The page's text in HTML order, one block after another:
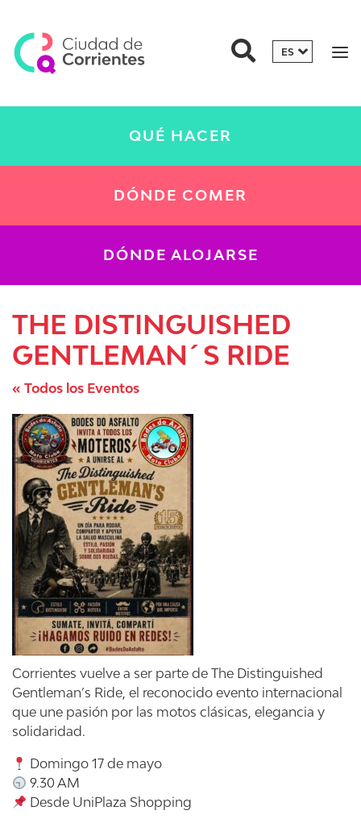
QUÉ HACER
DÓNDE COMER
DÓNDE ALOJARSE
THE DISTINGUISHED
GENTLEMAN´S RIDE
« Todos los Eventos
Corrientes vuelve a ser parte de The Distinguished
Gentleman’s Ride, el reconocido evento internacional
que une pasión por las motos clásicas, elegancia y
solidaridad.
Domingo 17 de mayo
9.30 AM
Desde UniPlaza Shopping